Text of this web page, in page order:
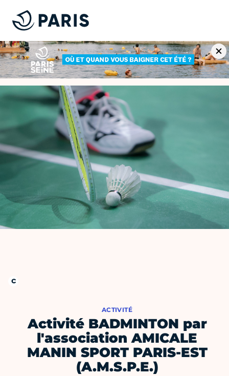
ACTIVITÉ
Activité BADMINTON par
l'association AMICALE
MANIN SPORT PARIS-EST
(A.M.S.P.E.)